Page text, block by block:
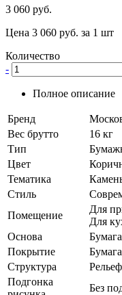
3 060 руб.
Цена 3 060 руб. за 1 шт
Количество
-
Полное описание
Бренд
Вес брутто
16 кг
Тип
Цвет
Тематика
Стиль
Помещение
Для
Для
Основа
Бумага
Покрытие
Бумага
Структура
Подгонка
Без